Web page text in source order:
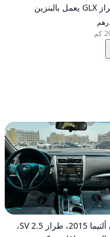
لتر طراز GLX يعمل بالبنزين
بدفع أمامي
نيسان ألتيما 2015، طراز 2.5 SV،